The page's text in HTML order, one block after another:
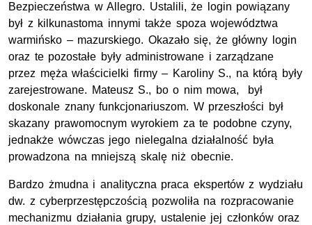
Bezpieczeństwa w Allegro. Ustalili, że login powiązany
był z kilkunastoma innymi także spoza województwa
warmińsko – mazurskiego. Okazało się, że główny login
oraz te pozostałe były administrowane i zarządzane
przez męża właścicielki firmy – Karoliny S., na którą były
zarejestrowane. Mateusz S., bo o nim mowa, był
doskonale znany funkcjonariuszom. W przeszłości był
skazany prawomocnym wyrokiem za te podobne czyny,
jednakże wówczas jego nielegalna działalność była
prowadzona na mniejszą skalę niż obecnie.
Bardzo żmudna i analityczna praca ekspertów z wydziału
dw. z cyberprzestępczością pozwoliła na rozpracowanie
mechanizmu działania grupy, ustalenie jej członków oraz